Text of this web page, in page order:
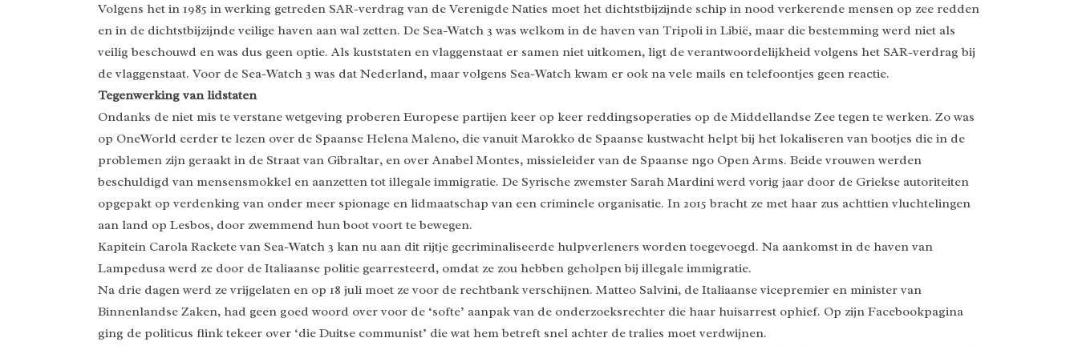
Volgens het in 1985 in werking getreden SAR-verdrag van de Verenigde Naties moet het dichtstbijzijnde schip in nood verkerende mensen op zee redden
en in de dichtstbijzijnde veilige haven aan wal zetten. De Sea-Watch 3 was welkom in de haven van Tripoli in Libië, maar die bestemming werd niet als
veilig beschouwd en was dus geen optie. Als kuststaten en vlaggenstaat er samen niet uitkomen, ligt de verantwoordelijkheid volgens het SAR-verdrag bij
de vlaggenstaat. Voor de Sea-Watch 3 was dat Nederland, maar volgens Sea-Watch kwam er ook na vele mails en telefoontjes geen reactie.
Tegenwerking van lidstaten
Ondanks de niet mis te verstane wetgeving proberen Europese partijen keer op keer reddingsoperaties op de Middellandse Zee tegen te werken. Zo was
op OneWorld eerder te lezen over de Spaanse Helena Maleno, die vanuit Marokko de Spaanse kustwacht helpt bij het lokaliseren van bootjes die in de
problemen zijn geraakt in de Straat van Gibraltar, en over Anabel Montes, missieleider van de Spaanse ngo Open Arms. Beide vrouwen werden
beschuldigd van mensensmokkel en aanzetten tot illegale immigratie. De Syrische zwemster Sarah Mardini werd vorig jaar door de Griekse autoriteiten
opgepakt op verdenking van onder meer spionage en lidmaatschap van een criminele organisatie. In 2015 bracht ze met haar zus achttien vluchtelingen
aan land op Lesbos, door zwemmend hun boot voort te bewegen.
Kapitein Carola Rackete van Sea-Watch 3 kan nu aan dit rijtje gecriminaliseerde hulpverleners worden toegevoegd. Na aankomst in de haven van
Lampedusa werd ze door de Italiaanse politie gearresteerd, omdat ze zou hebben geholpen bij illegale immigratie.
Na drie dagen werd ze vrijgelaten en op 18 juli moet ze voor de rechtbank verschijnen. Matteo Salvini, de Italiaanse vicepremier en minister van
Binnenlandse Zaken, had geen goed woord over voor de ‘softe’ aanpak van de onderzoeksrechter die haar huisarrest ophief. Op zijn Facebookpagina
ging de politicus flink tekeer over ‘die Duitse communist’ die wat hem betreft snel achter de tralies moet verdwijnen.